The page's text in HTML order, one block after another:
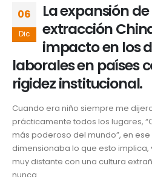
06
Dic
La expansión
extracción
impacto en los
laborales en países
rigidez institucional.
Cuando era niño siempre me
prácticamente todos los lugares,
más poderoso del mundo”, en
dimensionaba lo que esto
muy distante con una cultura